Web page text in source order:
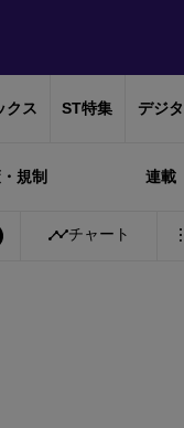
クス ST特集 デジ
規制 連載
チャート